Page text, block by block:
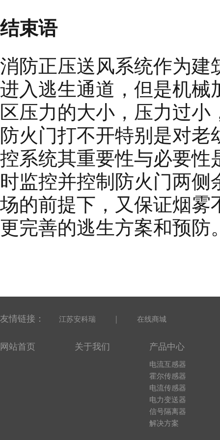
结束语
消防正压送风系统作为建
进入逃生通道，但是机械
区压力的大小，压力过
防火门打不开特别是对
控系统其重要性与必要性
时监控并控制防火门两
场的前提下，又保证烟雾
更完善的逃生方案和预防
友情链接： 江苏安科瑞 | 在线商城
网站首页 关于我们 产品中心
电流互感器
霍尔传感器
电流传感器
电力变送器
信号隔离器
解决方案